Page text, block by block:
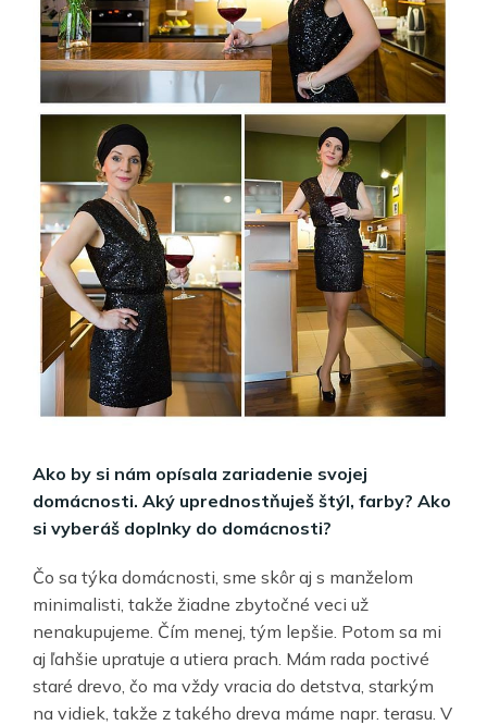
Ako by si nám opísala zariadenie svojej
domácnosti. Aký uprednostňuješ štýl, farby? Ako
si vyberáš doplnky do domácnosti?
Čo sa týka domácnosti, sme skôr aj s manželom
minimalisti, takže žiadne zbytočné veci už
nenakupujeme. Čím menej, tým lepšie. Potom sa mi
aj ľahšie upratuje a utiera prach. Mám rada poctivé
staré drevo, čo ma vždy vracia do detstva, starkým
na vidiek, takže z takého dreva máme napr. terasu. V